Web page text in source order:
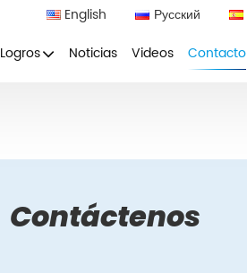
English Русский
Logros Noticias Videos Contacto
Contáctenos